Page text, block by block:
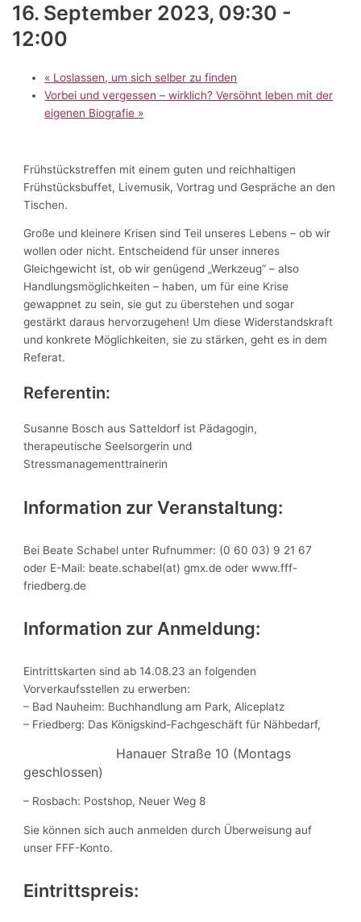
16. September 2023, 09:30 -
12:00
« Loslassen, um sich selber zu finden
Vorbei und vergessen – wirklich? Versöhnt leben mit der
eigenen Biografie »
Frühstückstreffen mit einem guten und reichhaltigen
Frühstücksbuffet, Livemusik, Vortrag und Gespräche an den
Tischen.
Große und kleinere Krisen sind Teil unseres Lebens – ob wir
wollen oder nicht. Entscheidend für unser inneres
Gleichgewicht ist, ob wir genügend „Werkzeug“ – also
Handlungsmöglichkeiten – haben, um für eine Krise
gewappnet zu sein, sie gut zu überstehen und sogar
gestärkt daraus hervorzugehen! Um diese Widerstandskraft
und konkrete Möglichkeiten, sie zu stärken, geht es in dem
Referat.
Referentin:
Susanne Bosch aus Satteldorf ist Pädagogin,
therapeutische Seelsorgerin und
Stressmanagementtrainerin
Information zur Veranstaltung:
Bei Beate Schabel unter Rufnummer: (0 60 03) 9 21 67
oder E-Mail: beate.schabel(at) gmx.de oder www.fff-
friedberg.de
Information zur Anmeldung:
Eintrittskarten sind ab 14.08.23 an folgenden
Vorverkaufsstellen zu erwerben:
– Bad Nauheim: Buchhandlung am Park, Aliceplatz
– Friedberg: Das Königskind-Fachgeschäft für Nähbedarf,
Hanauer Straße 10 (Montags
geschlossen)
– Rosbach: Postshop, Neuer Weg 8
Sie können sich auch anmelden durch Überweisung auf
unser FFF-Konto.
Eintrittspreis: